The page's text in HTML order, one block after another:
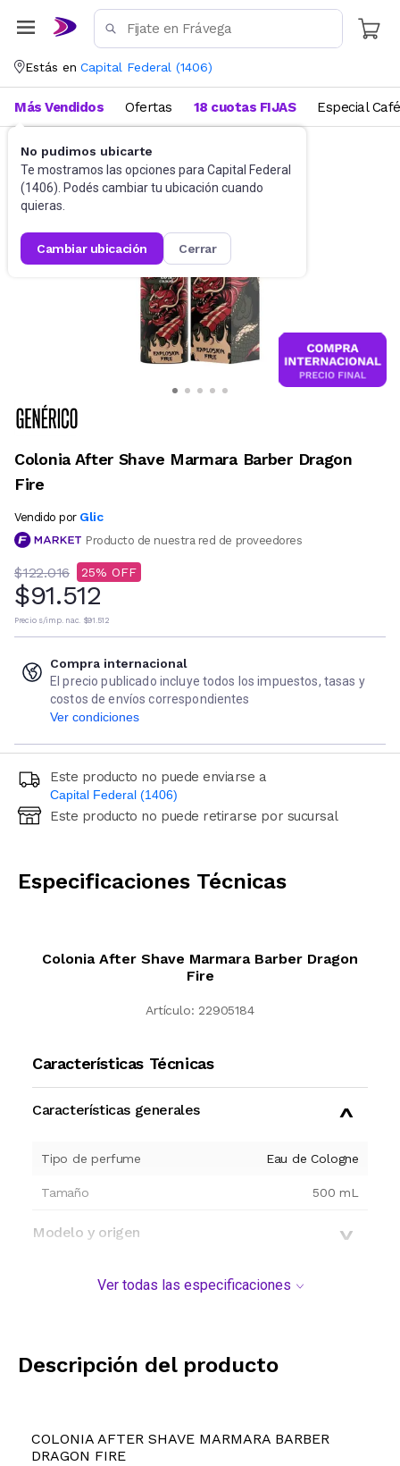
Estás en Capital Federal (1406)
No pudimos ubicarte
Te mostramos las opciones para Capital Federal
(1406). Podés cambiar tu ubicación cuando
quieras.
cambiar ubicación cerrar
Más Vendidos Ofertas 18 cuotas FIJAS Especial Café
Perfumes Perfumes para hombre
Colonia After Shave Marmara Barber Dragon
Fire
Vendido por Glic
Producto de nuestra red de proveedores
$122.016 25
$91.512
Precio s/imp. nac. $91.512
Compra internacional
El precio publicado incluye todos los impuestos, tasas y
costos de envíos correspondientes
Ver condiciones
Este producto no puede enviarse a
Capital Federal (1406)
Ingresá código postal (sólo números)
Este producto no puede retirarse por sucursal
Especificaciones Técnicas
Colonia After Shave Marmara Barber Dragon
Fire
Artículo: 22905184
Características Técnicas
Características generales
Tipo de perfume Eau de Cologne
Tamaño 500 mL
Modelo y origen
Ver todas las especificaciones
Descripción del producto
COLONIA AFTER SHAVE MARMARA BARBER
DRAGON FIRE